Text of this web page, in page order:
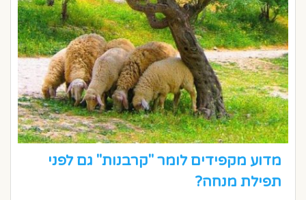
מדוע מקפידים לומר "קרבנות" גם לפני
תפילת מנחה?